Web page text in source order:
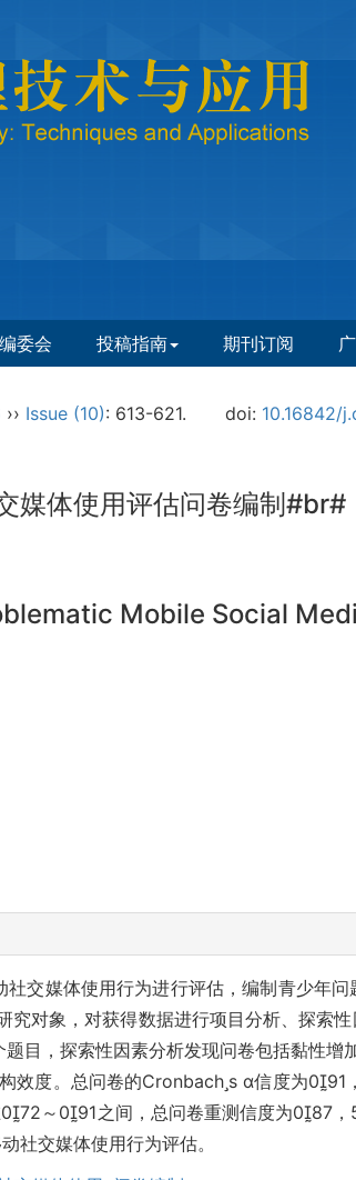
编委会 投稿指南 期刊订阅
›› Issue (10): 613-621. doi: 10.16842/
媒体使用评估问卷编制#br#
Mobile Social
社交媒体使用行为进行评估，编制青少年
究对象，对获得数据进行项目分析、探索
目，探索性因素分析发现问卷包括黏性
效度。总问卷的Cronbachs α信度为
～091之间，总问卷重测信度为087
社交媒体使用行为评估。